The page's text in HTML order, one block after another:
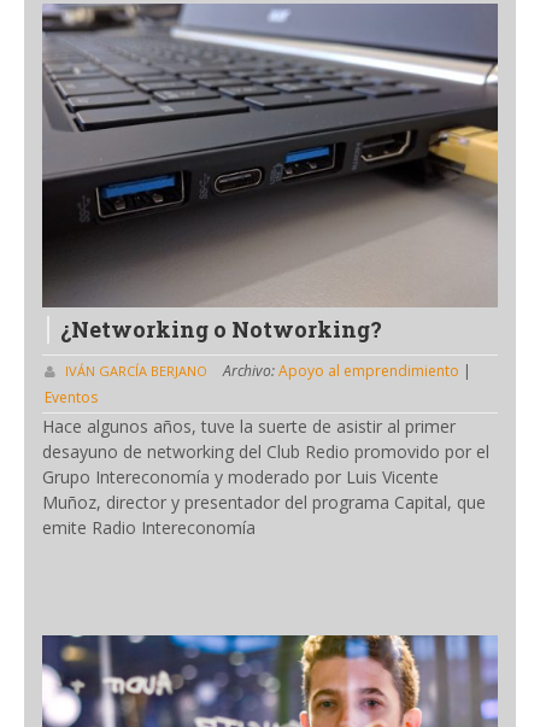
¿Networking o Notworking?
IVÁN GARCÍA BERJANO Archivo:Apoyo al emprendimiento |
Eventos
Hace algunos años, tuve la suerte de asistir al primer
desayuno de networking del Club Redio promovido por el
Grupo Intereconomía y moderado por Luis Vicente
Muñoz, director y presentador del programa Capital, que
emite Radio Intereconomía